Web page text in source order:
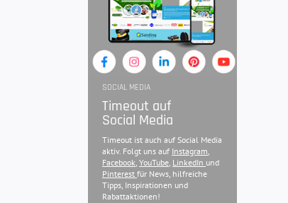
SOCIAL MEDIA
Timeout auf
Social Media
Timeout ist auch auf Social Media
aktiv. Folgt uns auf Instagram,
Facebook, YouTube, LinkedIn und
Pinterest für News, hilfreiche
Tipps, Inspirationen und
Rabattaktionen!